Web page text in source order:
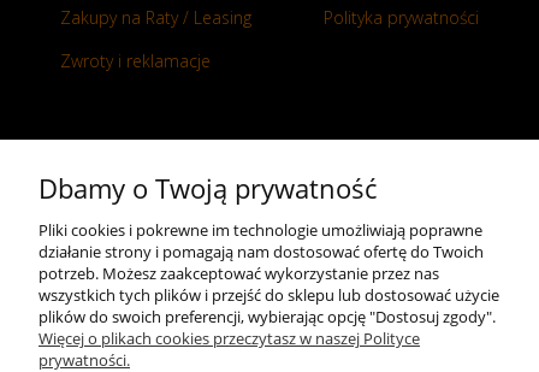
Zakupy na Raty / Leasing
Zwroty i reklamacje
Polityka prywatności
+48 696 50 70 20
sklep@notopstryk.pl
Dbamy o Twoją prywatność
Pliki cookies i pokrewne im technologie umożliwiają poprawne
działanie strony i pomagają nam dostosować ofertę do Twoich
potrzeb. Możesz zaakceptować wykorzystanie przez nas
wszystkich tych plików i przejść do sklepu lub dostosować użycie
plików do swoich preferencji, wybierając opcję "Dostosuj zgody".
Więcej o plikach cookies przeczytasz w naszej Polityce
prywatności.